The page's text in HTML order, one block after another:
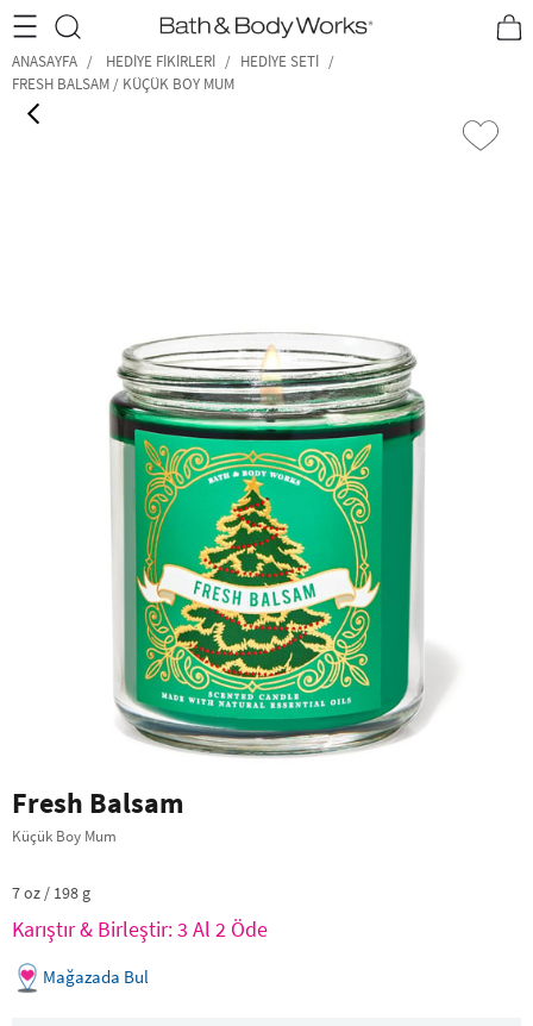
•2200₺ ve Üzeri Kargo Ücretsiz!• *Promosyon Detayları
ANASAYFA HEDIYE FIKIRLERI
HEDIYE SETI
FRESH BALSAM / KÜÇÜK BOY MUM
Fresh Balsam
Küçük Boy Mum
7 oz / 198 g
Karıştır & Birleştir: 3 Al 2 Öde
Mağazada Bul